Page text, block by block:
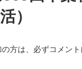
）
方は、必ずコメント